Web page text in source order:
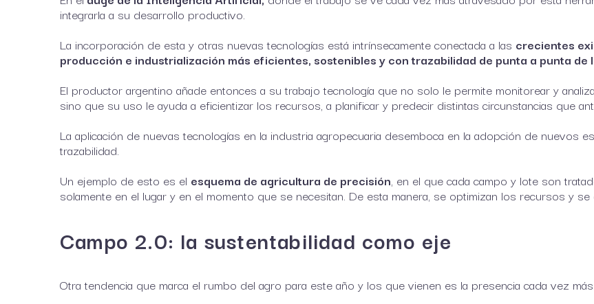
integrarla a su desarrollo productivo.
La incorporación de esta y otras nuevas tecnologías está intrínsecamente conectada a las crecientes
producción e industrialización más eficientes, sostenibles y con trazabilidad de punta a punta de
El productor argentino añade entonces a su trabajo tecnología que no solo le permite monitorear y
sino que su uso le ayuda a eficientizar los recursos, a planificar y predecir distintas circunstancias que
La aplicación de nuevas tecnologías en la industria agropecuaria desemboca en la adopción de nuevos
trazabilidad.
Un ejemplo de esto es el esquema de agricultura de precisión, en el que cada campo y lote son
solamente en el lugar y en el momento que se necesitan. De esta manera, se optimizan los recursos y
Campo 2.0: la sustentabilidad como eje
Otra tendencia que marca el rumbo del agro para este año y los que vienen es la presencia cada vez